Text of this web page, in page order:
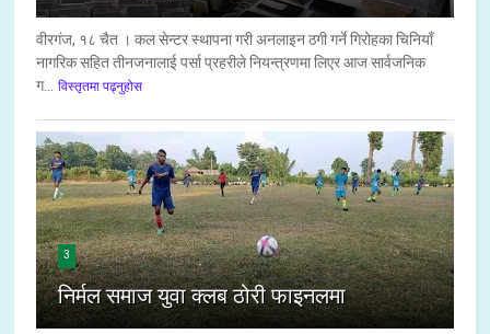
वीरगंज, १८ चैत । कल सेन्टर स्थापना गरी अनलाइन ठगी गर्ने गिरोहका चिनियाँ
नागरिक सहित तीनजनालाई पर्सा प्रहरीले नियन्त्रणमा लिएर आज सार्वजनिक
ग...
विस्तृतमा पढ्नुहोस
3
निर्मल समाज युवा क्लब ठोरी फाइनलमा